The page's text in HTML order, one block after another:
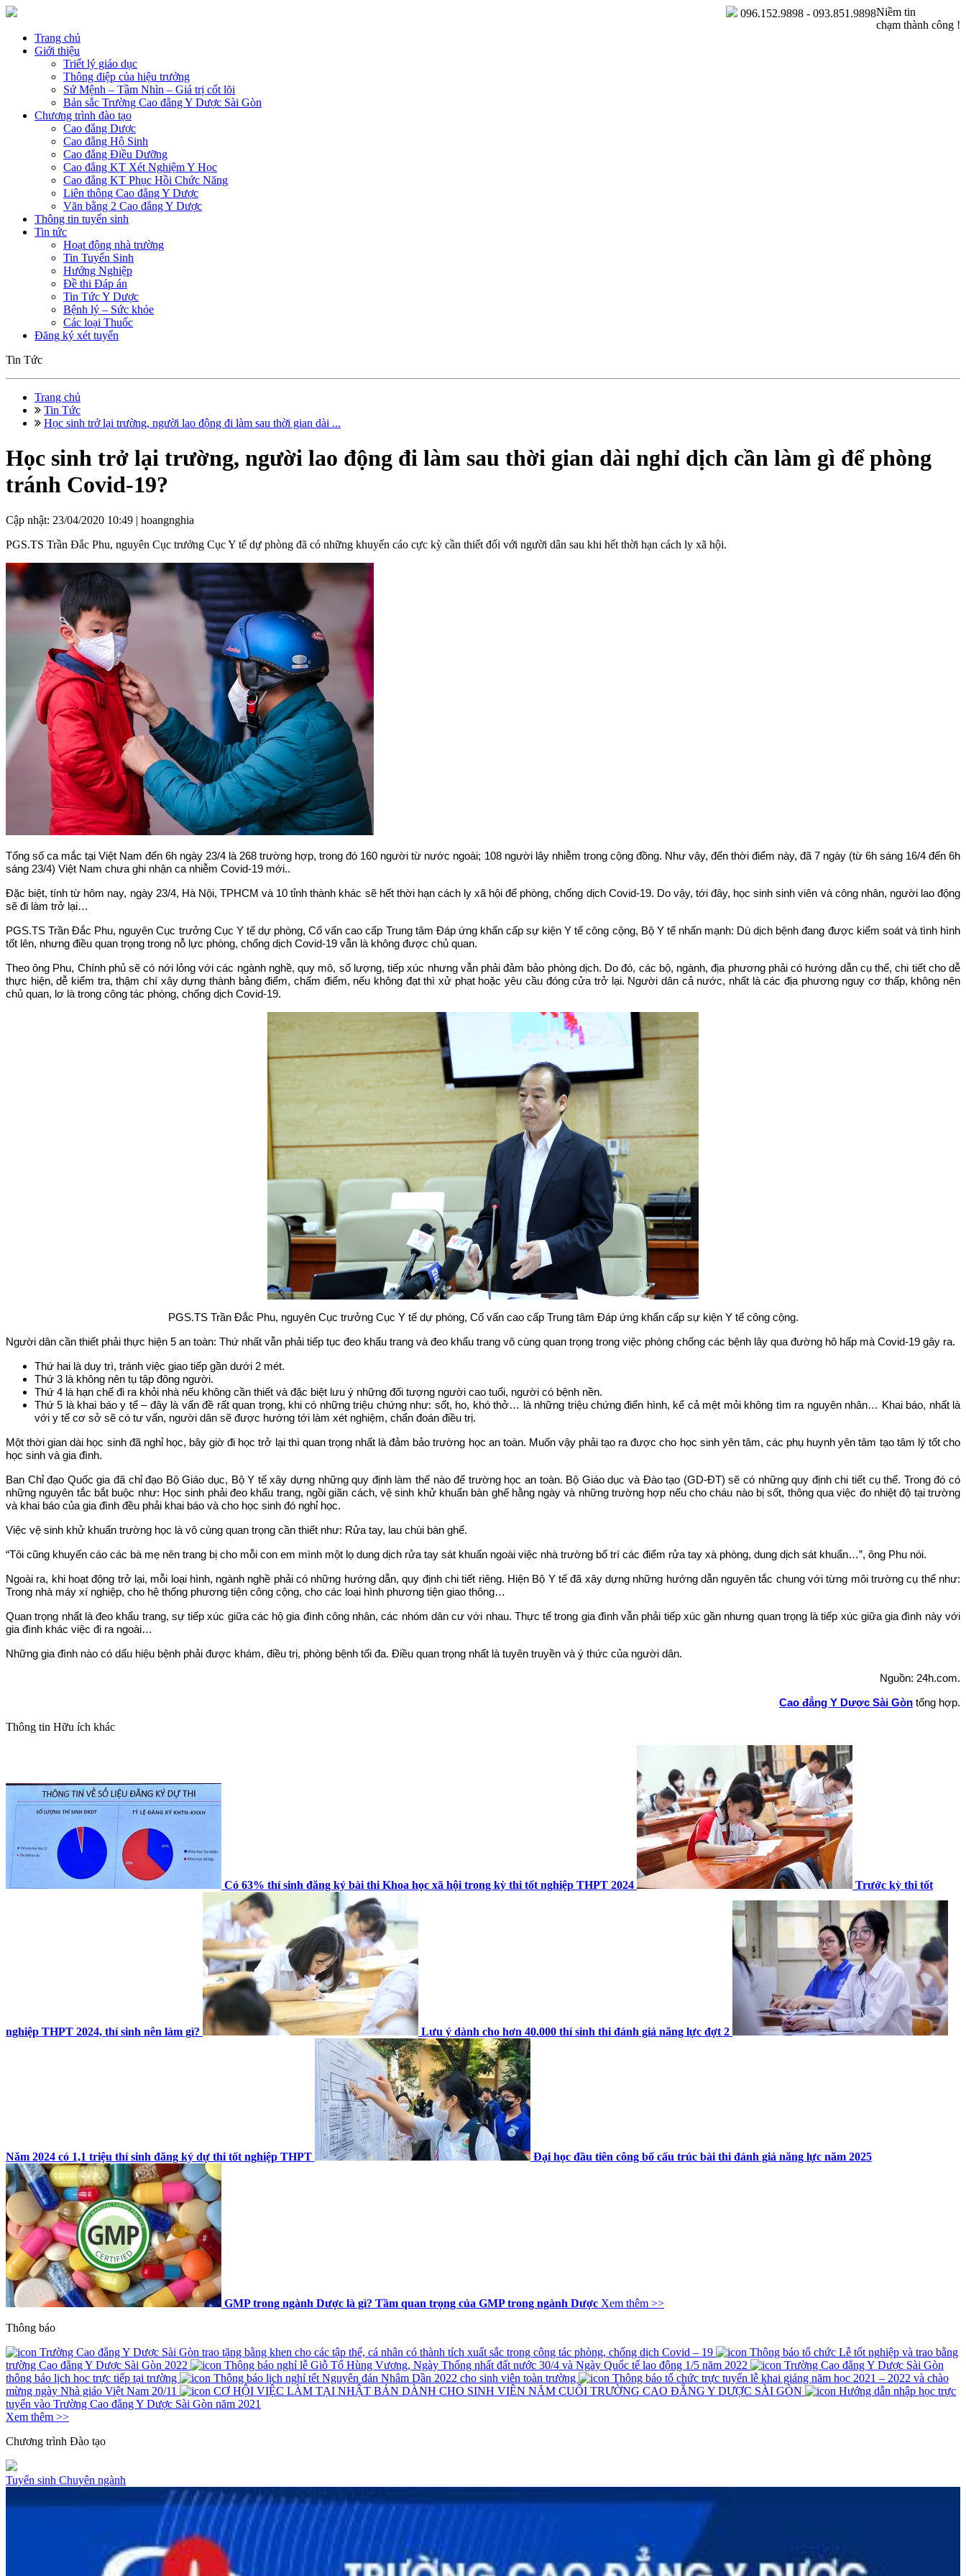
Niềm tin
chạm thành công !
096.152.9898 - 093.851.9898
Trang chủ
Giới thiệu
Triết lý giáo dục
Thông điệp của hiệu trưởng
Sứ Mệnh – Tầm Nhìn – Giá trị cốt lõi
Bản sắc Trường Cao đẳng Y Dược Sài Gòn
Chương trình đào tạo
Cao đẳng Dược
Cao đẳng Hộ Sinh
Cao đẳng Điều Dưỡng
Cao đẳng KT Xét Nghiệm Y Học
Cao đẳng KT Phục Hồi Chức Năng
Liên thông Cao đẳng Y Dược
Văn bằng 2 Cao đẳng Y Dược
Thông tin tuyển sinh
Tin tức
Hoạt động nhà trường
Tin Tuyển Sinh
Hướng Nghiệp
Đề thi Đáp án
Tin Tức Y Dược
Bệnh lý – Sức khỏe
Các loại Thuốc
Đăng ký xét tuyển
Tin Tức
Trang chủ
Tin Tức
Học sinh trở lại trường, người lao động đi làm sau thời gian dài ...
Học sinh trở lại trường, người lao động đi làm sau thời gian dài nghỉ dịch cần làm gì để phòng
tránh Covid-19?
Cập nhật: 23/04/2020 10:49 | hoangnghia
PGS.TS Trần Đắc Phu, nguyên Cục trưởng Cục Y tế dự phòng đã có những khuyến cáo cực kỳ cần thiết đối với người dân sau khi hết thời hạn cách ly xã hội.
Tổng số ca mắc tại Việt Nam đến 6h ngày 23/4 là 268 trường hợp, trong đó 160 người từ nước ngoài; 108 người lây nhiễm trong cộng đồng. Như vậy, đến thời điểm này, đã 7 ngày (từ 6h sáng 16/4 đến 6h
sáng 23/4) Việt Nam chưa ghi nhận ca nhiễm Covid-19 mới..
Đặc biệt, tính từ hôm nay, ngày 23/4, Hà Nội, TPHCM và 10 tỉnh thành khác sẽ hết thời hạn cách ly xã hội để phòng, chống dịch Covid-19. Do vậy, tới đây, học sinh sinh viên và công nhân, người lao động
sẽ đi làm trở lại…
PGS.TS Trần Đắc Phu, nguyên Cục trưởng Cục Y tế dự phòng, Cố vấn cao cấp Trung tâm Đáp ứng khẩn cấp sự kiện Y tế công cộng, Bộ Y tế nhấn mạnh: Dù dịch bệnh đang được kiểm soát và tình hình
tốt lên, nhưng điều quan trọng trong nỗ lực phòng, chống dịch Covid-19 vẫn là không được chủ quan.
Theo ông Phu, Chính phủ sẽ có nới lỏng với các ngành nghề, quy mô, số lượng, tiếp xúc nhưng vẫn phải đảm bảo phòng dịch. Do đó, các bộ, ngành, địa phương phải có hướng dẫn cụ thể, chi tiết cho dễ
thực hiện, dễ kiểm tra, thậm chí xây dựng thành bảng điểm, chấm điểm, nếu không đạt thì xử phạt hoặc yêu cầu đóng cửa trở lại. Người dân cả nước, nhất là các địa phương nguy cơ thấp, không nên
chủ quan, lơ là trong công tác phòng, chống dịch Covid-19.
PGS.TS Trần Đắc Phu, nguyên Cục trưởng Cục Y tế dự phòng, Cố vấn cao cấp Trung tâm Đáp ứng khẩn cấp sự kiện Y tế công cộng.
Người dân cần thiết phải thực hiện 5 an toàn: Thứ nhất vẫn phải tiếp tục đeo khẩu trang và đeo khẩu trang vô cùng quan trọng trong việc phòng chống các bệnh lây qua đường hô hấp mà Covid-19 gây ra.
Thứ hai là duy trì, tránh việc giao tiếp gần dưới 2 mét.
Thứ 3 là không nên tụ tập đông người.
Thứ 4 là hạn chế đi ra khỏi nhà nếu không cần thiết và đặc biệt lưu ý những đối tượng người cao tuổi, người có bệnh nền.
Thứ 5 là khai báo y tế – đây là vấn đề rất quan trọng, khi có những triệu chứng như: sốt, ho, khó thở… là những triệu chứng điển hình, kể cả mệt mỏi không tìm ra nguyên nhân… Khai báo, nhất là
với y tế cơ sở sẽ có tư vấn, người dân sẽ được hướng tới làm xét nghiệm, chẩn đoán điều trị.
Một thời gian dài học sinh đã nghỉ học, bây giờ đi học trở lại thì quan trọng nhất là đảm bảo trường học an toàn. Muốn vậy phải tạo ra được cho học sinh yên tâm, các phụ huynh yên tâm tạo tâm lý tốt cho
học sinh và gia đình.
Ban Chỉ đạo Quốc gia đã chỉ đạo Bộ Giáo dục, Bộ Y tế xây dựng những quy định làm thế nào để trường học an toàn. Bộ Giáo dục và Đào tạo (GD-ĐT) sẽ có những quy định chi tiết cụ thể. Trong đó có
những nguyên tắc bắt buộc như: Học sinh phải đeo khẩu trang, ngồi giãn cách, vệ sinh khử khuẩn bàn ghế hằng ngày và những trường hợp nếu cho cháu nào bị sốt, thông qua việc đo nhiệt độ tại trường
và khai báo của gia đình đều phải khai báo và cho học sinh đó nghỉ học.
Việc vệ sinh khử khuẩn trường học là vô cùng quan trọng cần thiết như: Rửa tay, lau chùi bàn ghế.
“Tôi cũng khuyến cáo các bà mẹ nên trang bị cho mỗi con em mình một lọ dung dịch rửa tay sát khuẩn ngoài việc nhà trường bố trí các điểm rửa tay xà phòng, dung dịch sát khuẩn…”, ông Phu nói.
Ngoài ra, khi hoạt động trở lại, mỗi loại hình, ngành nghề phải có những hướng dẫn, quy định chi tiết riêng. Hiện Bộ Y tế đã xây dựng những hướng dẫn nguyên tắc chung với từng môi trường cụ thể như:
Trong nhà máy xí nghiệp, cho hệ thống phương tiện công cộng, cho các loại hình phương tiện giao thông…
Quan trọng nhất là đeo khẩu trang, sự tiếp xúc giữa các hộ gia đình công nhân, các nhóm dân cư với nhau. Thực tế trong gia đình vẫn phải tiếp xúc gần nhưng quan trọng là tiếp xúc giữa gia đình này với
gia đình khác việc đi ra ngoài…
Những gia đình nào có dấu hiệu bệnh phải được khám, điều trị, phòng bệnh tối đa. Điều quan trọng nhất là tuyên truyền và ý thức của người dân.
Nguồn: 24h.com.
Cao đẳng Y Dược Sài Gòn tổng hợp.
Thông tin Hữu ích khác
Có 63% thí sinh đăng ký bài thi Khoa học xã hội trong kỳ thi tốt nghiệp THPT 2024 Trước kỳ thi tốt
nghiệp THPT 2024, thí sinh nên làm gì? Lưu ý dành cho hơn 40.000 thí sinh thi đánh giá năng lực đợt 2
Năm 2024 có 1,1 triệu thí sinh đăng ký dự thi tốt nghiệp THPT Đại học đầu tiên công bố cấu trúc bài thi đánh giá năng lực năm 2025
GMP trong ngành Dược là gì? Tầm quan trọng của GMP trong ngành Dược Xem thêm >>
Thông báo
Trường Cao đẳng Y Dược Sài Gòn trao tặng bằng khen cho các tập thể, cá nhân có thành tích xuất sắc trong công tác phòng, chống dịch Covid – 19
Thông báo tổ chức Lễ tốt nghiệp và trao bằng
trường Cao đẳng Y Dược Sài Gòn 2022
Thông báo nghỉ lễ Giỗ Tổ Hùng Vương, Ngày Thống nhất đất nước 30/4 và Ngày Quốc tế lao động 1/5 năm 2022
Trường Cao đẳng Y Dược Sài Gòn
thông báo lịch học trực tiếp tại trường
Thông báo lịch nghỉ tết Nguyên đán Nhâm Dần 2022 cho sinh viên toàn trường
Thông báo tổ chức trực tuyến lễ khai giảng năm học 2021 – 2022 và chào
mừng ngày Nhà giáo Việt Nam 20/11
CƠ HỘI VIỆC LÀM TẠI NHẬT BẢN DÀNH CHO SINH VIÊN NĂM CUỐI TRƯỜNG CAO ĐẲNG Y DƯỢC SÀI GÒN
Hướng dẫn nhập học trực
tuyến vào Trường Cao đẳng Y Dược Sài Gòn năm 2021
Xem thêm >>
Chương trình Đào tạo
Tuyển sinh Chuyên ngành